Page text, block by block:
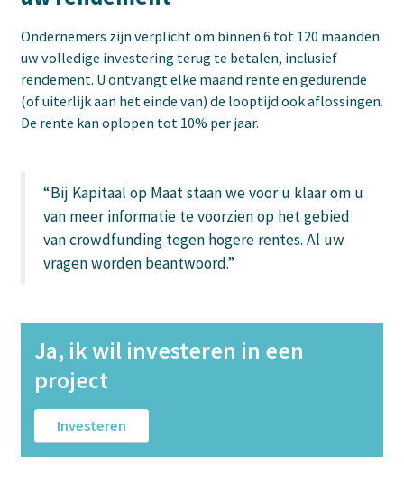
Ondernemers zijn verplicht om binnen 6 tot 120 maanden
uw volledige investering terug te betalen, inclusief
rendement. U ontvangt elke maand rente en gedurende
(of uiterlijk aan het einde van) de looptijd ook aflossingen.
De rente kan oplopen tot 10% per jaar.
“Bij Kapitaal op Maat staan we voor u klaar om u
van meer informatie te voorzien op het gebied
van crowdfunding tegen hogere rentes. Al uw
vragen worden beantwoord.”
Ja, ik wil investeren in een
project
Investeren